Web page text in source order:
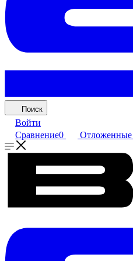
Поиск
Войти
Сравнение0 Отложенные